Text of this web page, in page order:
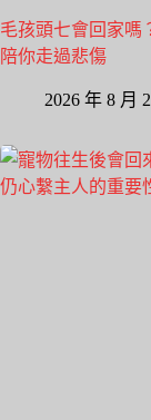
毛孩頭七會回家嗎
陪你走過悲傷
2026 年 8 月